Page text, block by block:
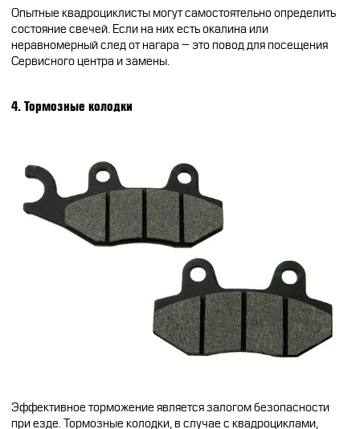
Опытные квадроциклисты могут самостоятельно определить
состояние свечей. Если на них есть окалина или
неравномерный след от нагара – это повод для посещения
Сервисного центра и замены.
4. Тормозные колодки
Эффективное торможение является залогом безопасности
при езде. Тормозные колодки, в случае с квадроциклами,